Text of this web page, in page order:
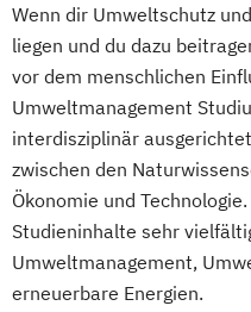
Heilpädagogik/
Hotelmanagement
IT-Betriebswirt/in
Information
(DE/EN)
Sonography
Sozialwirtschaft
Sustainability
Management
Sustainable
Technology
Tax Consulting
Organic
Agroecology
Organic
Agroecology
PhD-Studium
Proteins (BioToP)
Phytomedizin
Wenn dir Umweltschutz
liegen und du dazu
vor dem menschlichen
Umweltmanagement
interdisziplinär
zwischen den
Ökonomie und
Studieninhalte sehr
Umweltmanagement,
erneuerbare Energien.